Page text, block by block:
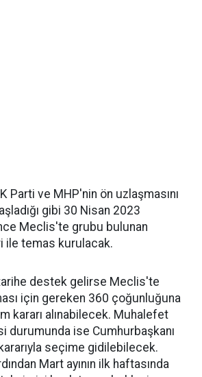
Parti ve MHP'nin ön uzlaşmasını
gibi 30 Nisan 2023
Meclis'te grubu bulunan
ile temas kurulacak.
destek gelirse Meclis'te
için gereken 360 çoğunluğuna
kararı alınabilecek. Muhalefet
durumunda ise Cumhurbaşkanı
seçime gidilebilecek.
Mart ayının ilk haftasında